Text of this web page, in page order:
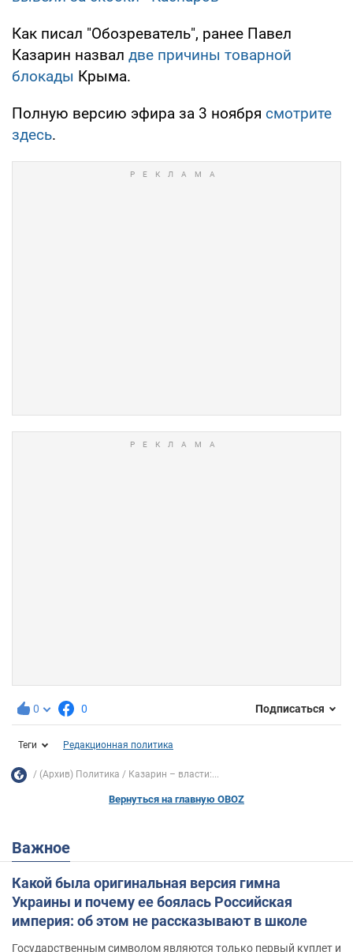
Как писал "Обозреватель", ранее Павел
Казарин назвал две причины товарной
блокады Крыма.
Полную версию эфира за 3 ноября смотрите
здесь.
0 0 Подписаться
Теги Редакционная политика
(Архив) Политика Казарин – власти:...
Вернуться на главную OBOZ
Важное
Какой была оригинальная версия гимна
Украины и почему ее боялась Российская
империя: об этом не рассказывают в школе
Государственным символом являются только первый куплет и